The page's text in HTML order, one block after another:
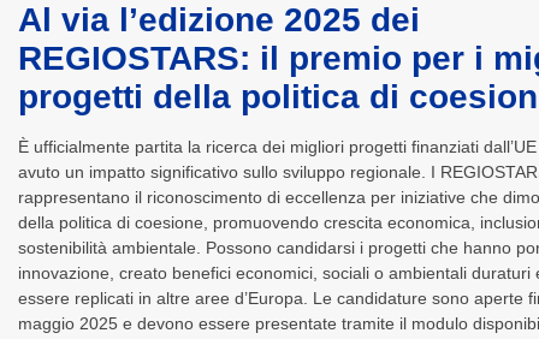
Al via l’edizione 2025 dei
REGIOSTARS: il premio per i
progetti della politica di
È ufficialmente partita la ricerca dei migliori progetti finanziati
avuto un impatto significativo sullo sviluppo regionale. I
rappresentano il riconoscimento di eccellenza per iniziative che
della politica di coesione, promuovendo crescita economica,
sostenibilità ambientale. Possono candidarsi i progetti che hanno
innovazione, creato benefici economici, sociali o ambientali duraturi
essere replicati in altre aree d’Europa. Le candidature sono aperte
maggio 2025 e devono essere presentate tramite il modulo